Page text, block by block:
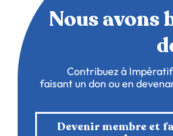
Nous avons
Contribuez à
faisant un don ou en
Devenir membre et